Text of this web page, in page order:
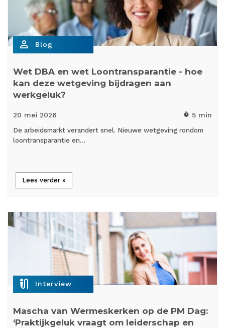
person_outline Blog
Wet DBA en wet Loontransparantie - hoe
kan deze wetgeving bijdragen aan
werkgeluk?
20 mei 2026 timer 5 min
De arbeidsmarkt verandert snel. Nieuwe wetgeving rondom
loontransparantie en…
Lees verder »
mic_external_on Interview
Mascha van Wermeskerken op de PM Dag:
‘Praktijkgeluk vraagt om leiderschap en